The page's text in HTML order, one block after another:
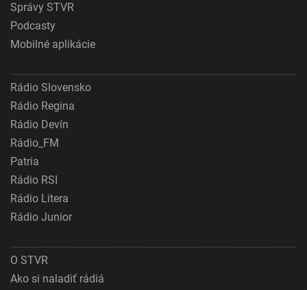
Správy STVR
Podcasty
Mobilné aplikácie
Rádio Slovensko
Rádio Regina
Rádio Devín
Rádio_FM
Patria
Rádio RSI
Rádio Litera
Rádio Junior
O STVR
Ako si naladiť rádiá